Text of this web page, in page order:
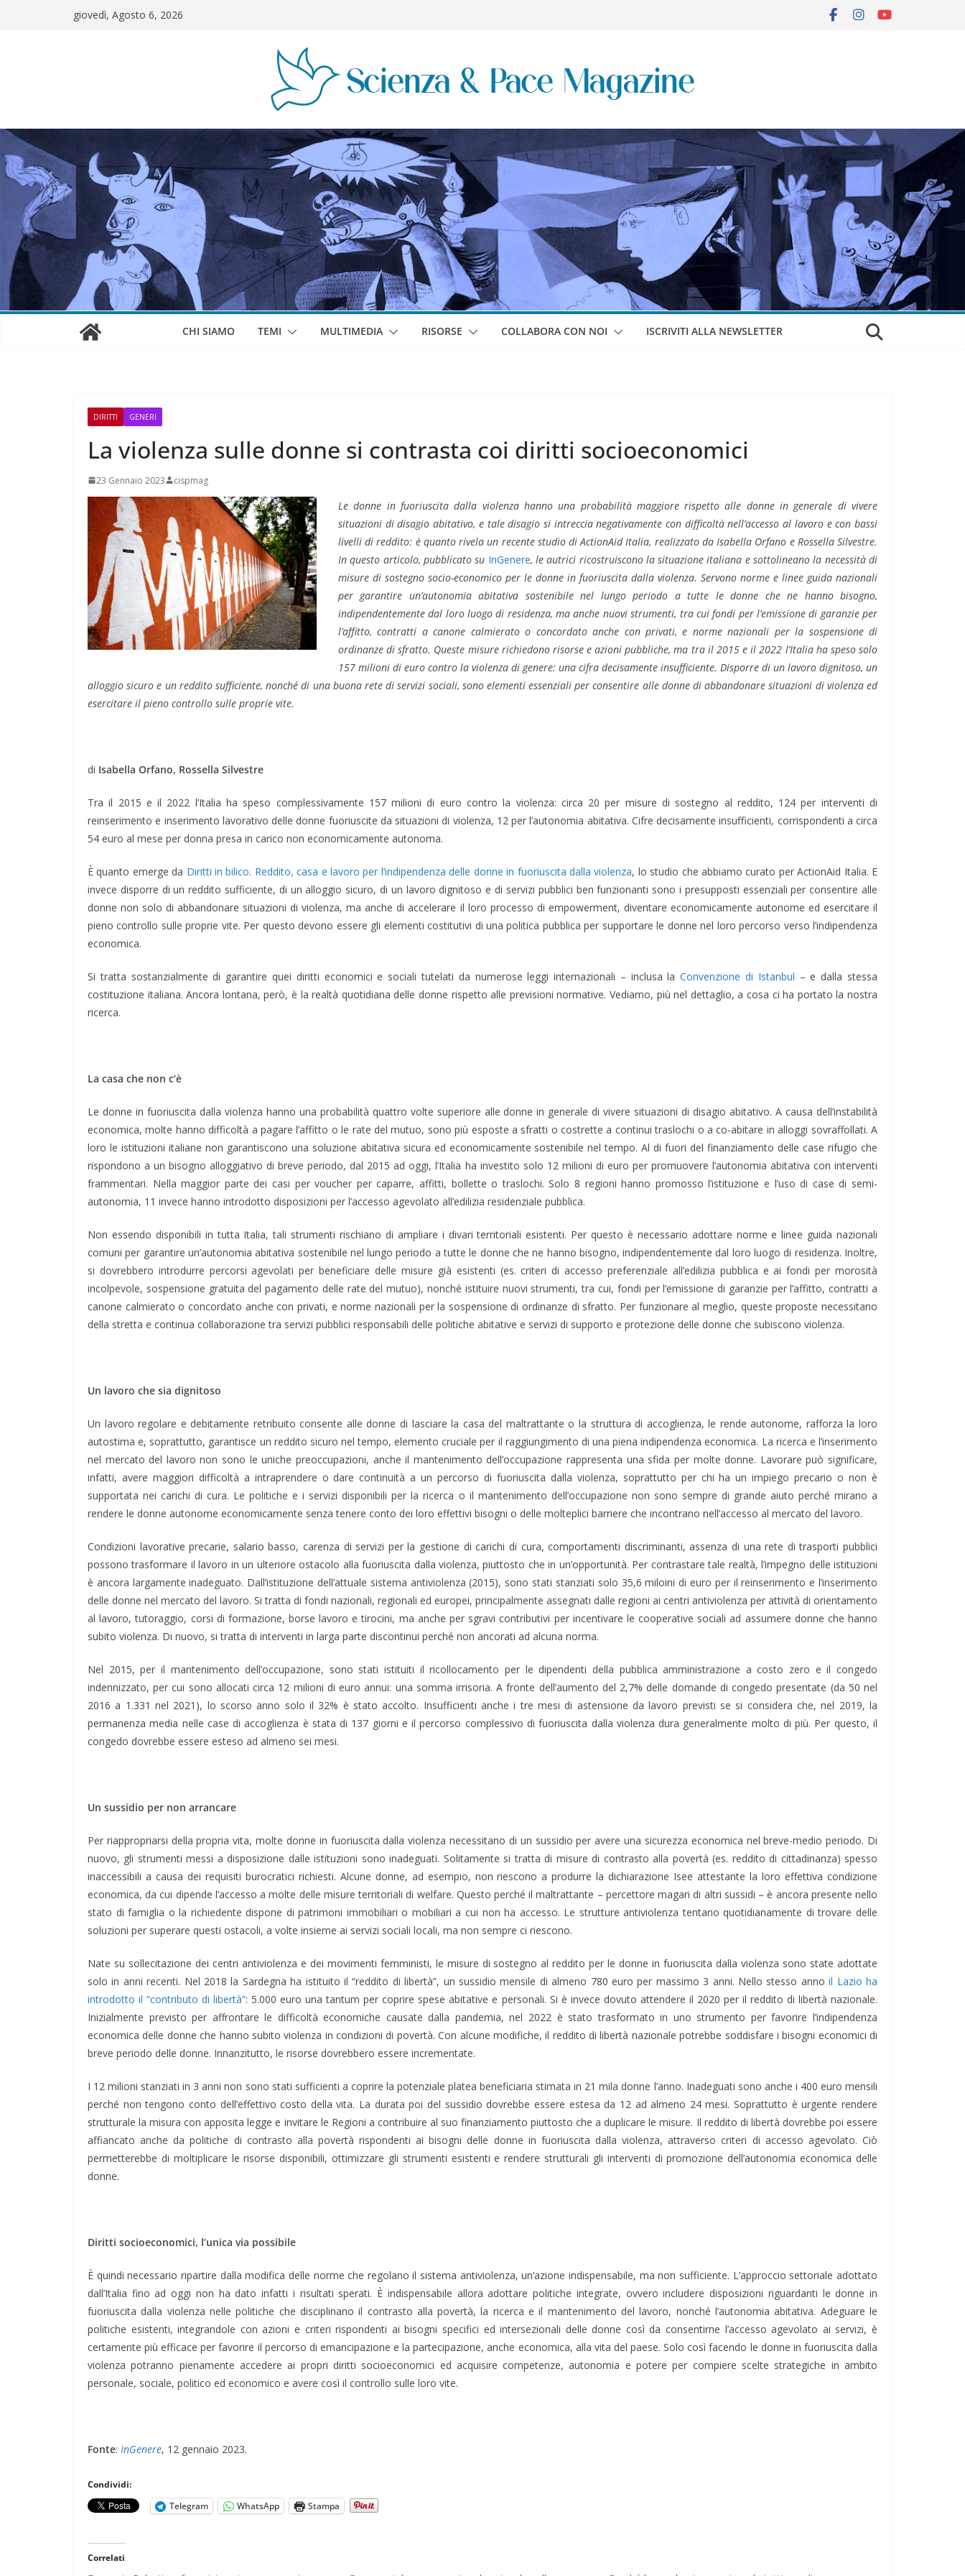
giovedì, Agosto 6, 2026
CHI SIAMO TEMI MULTIMEDIA RISORSE COLLABORA CON NOI ISCRIVITI ALLA NEWSLETTER
DIRITTI GENERI
La violenza sulle donne si contrasta coi diritti socioeconomici
23 Gennaio 2023 cispmag
Le donne in fuoriuscita dalla violenza hanno una probabilità maggiore rispetto alle donne in generale di vivere
situazioni di disagio abitativo, e tale disagio si intreccia negativamente con difficoltà nell’accesso al lavoro e con bassi
livelli di reddito: è quanto rivela un recente studio di ActionAid Italia, realizzato da Isabella Orfano e Rossella Silvestre.
In questo articolo, pubblicato su InGenere, le autrici ricostruiscono la situazione italiana e sottolineano la necessità di
misure di sostegno socio-economico per le donne in fuoriuscita dalla violenza. Servono norme e linee guida nazionali
per garantire un’autonomia abitativa sostenibile nel lungo periodo a tutte le donne che ne hanno bisogno,
indipendentemente dal loro luogo di residenza, ma anche nuovi strumenti, tra cui fondi per l’emissione di garanzie per
l’affitto, contratti a canone calmierato o concordato anche con privati, e norme nazionali per la sospensione di
ordinanze di sfratto. Queste misure richiedono risorse e azioni pubbliche, ma tra il 2015 e il 2022 l’Italia ha speso solo
157 milioni di euro contro la violenza di genere: una cifra decisamente insufficiente. Disporre di un lavoro dignitoso, un
alloggio sicuro e un reddito sufficiente, nonché di una buona rete di servizi sociali, sono elementi essenziali per consentire alle donne di abbandonare situazioni di violenza ed
esercitare il pieno controllo sulle proprie vite.
di Isabella Orfano, Rossella Silvestre
Tra il 2015 e il 2022 l’Italia ha speso complessivamente 157 milioni di euro contro la violenza: circa 20 per misure di sostegno al reddito, 124 per interventi di
reinserimento e inserimento lavorativo delle donne fuoriuscite da situazioni di violenza, 12 per l’autonomia abitativa. Cifre decisamente insufficienti, corrispondenti a circa
54 euro al mese per donna presa in carico non economicamente autonoma.
È quanto emerge da Diritti in bilico. Reddito, casa e lavoro per l’indipendenza delle donne in fuoriuscita dalla violenza, lo studio che abbiamo curato per ActionAid Italia. E
invece disporre di un reddito sufficiente, di un alloggio sicuro, di un lavoro dignitoso e di servizi pubblici ben funzionanti sono i presupposti essenziali per consentire alle
donne non solo di abbandonare situazioni di violenza, ma anche di accelerare il loro processo di empowerment, diventare economicamente autonome ed esercitare il
pieno controllo sulle proprie vite. Per questo devono essere gli elementi costitutivi di una politica pubblica per supportare le donne nel loro percorso verso l’indipendenza
economica.
Si tratta sostanzialmente di garantire quei diritti economici e socialitutelati da numerose leggi internazionali – inclusa laConvenzione di Istanbul – e dalla stessa
costituzione italiana. Ancora lontana, però, è la realtà quotidiana delle donne rispetto alle previsioni normative. Vediamo, più nel dettaglio, a cosa ci ha portato la nostra
ricerca.
La casa che non c’è
Le donne in fuoriuscita dalla violenza hanno una probabilità quattro volte superiore alle donne in generale di vivere situazioni di disagio abitativo. A causa dell’instabilità
economica, molte hanno difficoltà a pagare l’affitto o le rate del mutuo, sono più esposte a sfratti o costrette a continui traslochi o a co-abitare in alloggi sovraffollati. A
loro le istituzioni italiane non garantiscono una soluzione abitativa sicura ed economicamente sostenibile nel tempo. Al di fuori del finanziamento delle case rifugio che
rispondono a un bisogno alloggiativo di breve periodo, dal 2015 ad oggi, l’Italia ha investito solo 12 milioni di euro per promuovere l’autonomia abitativa con interventi
frammentari. Nella maggior parte dei casi per voucher per caparre, affitti, bollette o traslochi. Solo 8 regioni hanno promosso l’istituzione e l’uso di case di semi-
autonomia, 11 invece hanno introdotto disposizioni per l’accesso agevolato all’edilizia residenziale pubblica.
Non essendo disponibili in tutta Italia, tali strumenti rischiano di ampliare i divari territoriali esistenti. Per questo è necessario adottare norme e linee guida nazionali
comuni per garantire un’autonomia abitativa sostenibile nel lungo periodo a tutte le donne che ne hanno bisogno, indipendentemente dal loro luogo di residenza. Inoltre,
si dovrebbero introdurre percorsi agevolati per beneficiare delle misure già esistenti (es. criteri di accesso preferenziale all’edilizia pubblica e ai fondi per morosità
incolpevole, sospensione gratuita del pagamento delle rate del mutuo), nonché istituire nuovi strumenti, tra cui, fondi per l’emissione di garanzie per l’affitto, contratti a
canone calmierato o concordato anche con privati, e norme nazionali per la sospensione di ordinanze di sfratto. Per funzionare al meglio, queste proposte necessitano
della stretta e continua collaborazione tra servizi pubblici responsabili delle politiche abitative e servizi di supporto e protezione delle donne che subiscono violenza.
Un lavoro che sia dignitoso
Un lavoro regolare e debitamente retribuito consente alle donne di lasciare la casa del maltrattante o la struttura di accoglienza, le rende autonome, rafforza la loro
autostima e, soprattutto, garantisce un reddito sicuro nel tempo, elemento cruciale per il raggiungimento di una piena indipendenza economica. La ricerca e l’inserimento
nel mercato del lavoro non sono le uniche preoccupazioni, anche il mantenimento dell’occupazione rappresenta una sfida per molte donne. Lavorare può significare,
infatti, avere maggiori difficoltà a intraprendere o dare continuità a un percorso di fuoriuscita dalla violenza, soprattutto per chi ha un impiego precario o non è
supportata nei carichi di cura. Le politiche e i servizi disponibili per la ricerca o il mantenimento dell’occupazione non sono sempre di grande aiuto perché mirano a
rendere le donne autonome economicamente senza tenere conto dei loro effettivi bisogni o delle molteplici barriere che incontrano nell’accesso al mercato del lavoro.
Condizioni lavorative precarie, salario basso, carenza di servizi per la gestione di carichi di cura, comportamenti discriminanti, assenza di una rete di trasporti pubblici
possono trasformare il lavoro in un ulteriore ostacolo alla fuoriuscita dalla violenza, piuttosto che in un’opportunità. Per contrastare tale realtà, l’impegno delle istituzioni
è ancora largamente inadeguato. Dall’istituzione dell’attuale sistema antiviolenza (2015), sono stati stanziati solo 35,6 miloini di euro per il reinserimento e l’inserimento
delle donne nel mercato del lavoro. Si tratta di fondi nazionali, regionali ed europei, principalmente assegnati dalle regioni ai centri antiviolenza per attività di orientamento
al lavoro, tutoraggio, corsi di formazione, borse lavoro e tirocini, ma anche per sgravi contributivi per incentivare le cooperative sociali ad assumere donne che hanno
subito violenza. Di nuovo, si tratta di interventi in larga parte discontinui perché non ancorati ad alcuna norma.
Nel 2015, per il mantenimento dell’occupazione, sono stati istituiti il ricollocamento per le dipendenti della pubblica amministrazione a costo zero e il congedo
indennizzato, per cui sono allocati circa 12 milioni di euro annui: una somma irrisoria. A fronte dell’aumento del 2,7% delle domande di congedo presentate (da 50 nel
2016 a 1.331 nel 2021), lo scorso anno solo il 32% è stato accolto. Insufficienti anche i tre mesi di astensione da lavoro previsti se si considera che, nel 2019, la
permanenza media nelle case di accoglienza è stata di 137 giorni e il percorso complessivo di fuoriuscita dalla violenza dura generalmente molto di più. Per questo, il
congedo dovrebbe essere esteso ad almeno sei mesi.
Un sussidio per non arrancare
Per riappropriarsi della propria vita, molte donne in fuoriuscita dalla violenza necessitano di un sussidio per avere una sicurezza economica nel breve-medio periodo. Di
nuovo, gli strumenti messi a disposizione dalle istituzioni sono inadeguati. Solitamente si tratta di misure di contrasto alla povertà (es. reddito di cittadinanza) spesso
inaccessibili a causa dei requisiti burocratici richiesti. Alcune donne, ad esempio, non riescono a produrre la dichiarazione Isee attestante la loro effettiva condizione
economica, da cui dipende l’accesso a molte delle misure territoriali di welfare. Questo perché il maltrattante – percettore magari di altri sussidi – è ancora presente nello
stato di famiglia o la richiedente dispone di patrimoni immobiliari o mobiliari a cui non ha accesso. Le strutture antiviolenza tentano quotidianamente di trovare delle
soluzioni per superare questi ostacoli, a volte insieme ai servizi sociali locali, ma non sempre ci riescono.
Nate su sollecitazione dei centri antiviolenza e dei movimenti femministi, le misure di sostegno al reddito per le donne in fuoriuscita dalla violenza sono state adottate
solo in anni recenti. Nel 2018 la Sardegna ha istituito il “reddito di libertà”, un sussidio mensile di almeno 780 euro per massimo 3 anni. Nello stesso annoil Lazio ha
introdotto il “contributo di libertà”: 5.000 euro una tantum per coprire spese abitative e personali. Si è invece dovuto attendere il 2020 per il reddito di libertà nazionale.
Inizialmente previsto per affrontare le difficoltà economiche causate dalla pandemia, nel 2022 è stato trasformato in uno strumento per favorire l’indipendenza
economica delle donne che hanno subito violenza in condizioni di povertà. Con alcune modifiche, il reddito di libertà nazionale potrebbe soddisfare i bisogni economici di
breve periodo delle donne. Innanzitutto, le risorse dovrebbero essere incrementate.
I 12 milioni stanziati in 3 anni non sono stati sufficienti a coprire la potenziale platea beneficiaria stimata in 21 mila donne l’anno. Inadeguati sono anche i 400 euro mensili
perché non tengono conto dell’effettivo costo della vita. La durata poi del sussidio dovrebbe essere estesa da 12 ad almeno 24 mesi. Soprattutto è urgente rendere
strutturale la misura con apposita legge e invitare le Regioni a contribuire al suo finanziamento piuttosto che a duplicare le misure. Il reddito di libertà dovrebbe poi essere
affiancato anche da politiche di contrasto alla povertà rispondenti ai bisogni delle donne in fuoriuscita dalla violenza, attraverso criteri di accesso agevolato. Ciò
permetterebbe di moltiplicare le risorse disponibili, ottimizzare gli strumenti esistenti e rendere strutturali gli interventi di promozione dell’autonomia economica delle
donne.
Diritti socioeconomici, l’unica via possibile
È quindi necessario ripartire dalla modifica delle norme che regolano il sistema antiviolenza, un’azione indispensabile, ma non sufficiente. L’approccio settoriale adottato
dall’Italia fino ad oggi non ha dato infatti i risultati sperati. È indispensabile allora adottare politiche integrate, ovvero includere disposizioni riguardanti le donne in
fuoriuscita dalla violenza nelle politiche che disciplinano il contrasto alla povertà, la ricerca e il mantenimento del lavoro, nonché l’autonomia abitativa. Adeguare le
politiche esistenti, integrandole con azioni e criteri rispondenti ai bisogni specifici ed intersezionali delle donne così da consentirne l’accesso agevolato ai servizi, è
certamente più efficace per favorire il percorso di emancipazione e la partecipazione, anche economica, alla vita del paese. Solo così facendo le donne in fuoriuscita dalla
violenza potranno pienamente accedere ai propri diritti socioeconomici ed acquisire competenze, autonomia e potere per compiere scelte strategiche in ambito
personale, sociale, politico ed economico e avere così il controllo sulle loro vite.
Fonte: InGenere, 12 gennaio 2023.
Condividi:
Telegram
WhatsApp Stampa
Correlati